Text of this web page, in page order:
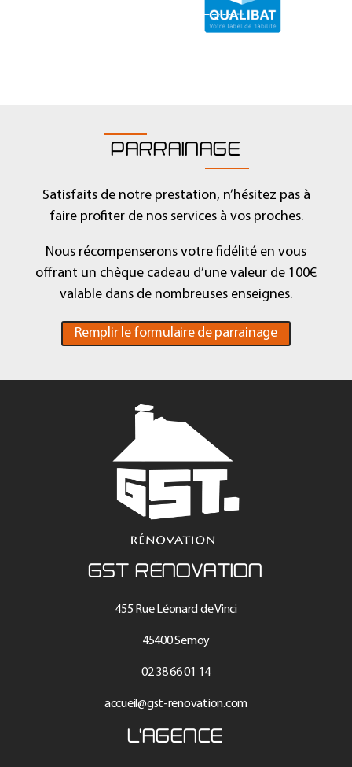
PARRAINAGE
Satisfaits de notre prestation, n’hésitez pas à
faire profiter de nos services à vos proches.
Nous récompenserons votre fidélité en vous
offrant un chèque cadeau d’une valeur de 100€
valable dans de nombreuses enseignes.
Remplir le formulaire de parrainage
GST RÉNOVATION
455 Rue Léonard de Vinci
45400 Semoy
02 38 66 01 14
accueil@gst-renovation.com
L'AGENCE